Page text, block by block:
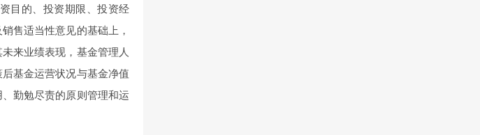
目的、投资期限、投资经
售适当性意见的基础上，
来业绩表现，基金管理人
基金运营状况与基金净值
勤勉尽责的原则管理和运